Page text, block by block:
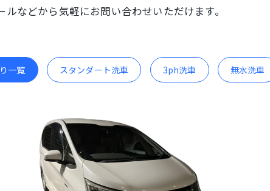
などから気軽にお問い合わせいただけます。
一覧 スタンダート洗車 3ph洗車 無水洗車